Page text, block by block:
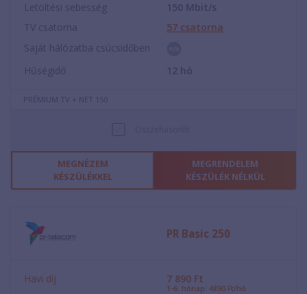
Letöltési sebesség 150 Mbit/s
TV csatorna
57 csatorna
Saját hálózatba csúcsidőben
Hűségidő
12 hó
PRÉMIUM TV + NET 150
MEGNÉZEM
KÉSZÜLÉKKEL
MEGRENDELEM
KÉSZÜLÉK NÉLKÜL
PR Basic 250
Havi díj 7 890 Ft
1-6. hónap: 4890 Ft/hó